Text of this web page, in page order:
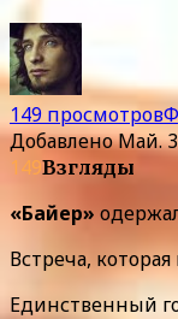
149 просмотров
ДобавленоМай.
149Взгляды
«Байер»
Встреча,
Единственный